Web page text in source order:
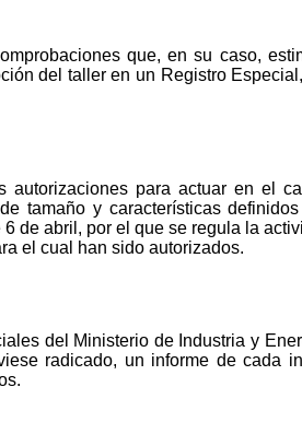
que, en su caso,
del taller en un Registro
autorizaciones para actuar en el
tamaño y características
de abril, por el que se regula la
el cual han sido autorizados.
del Ministerio de Industria y
radicado, un informe de cada